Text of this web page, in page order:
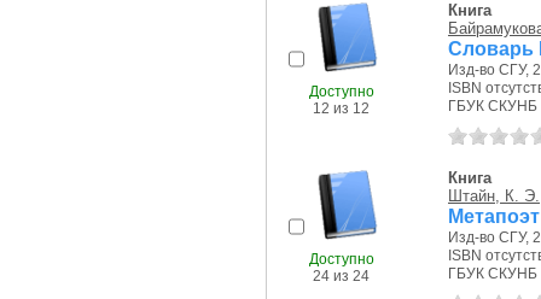
Доступно
12 из 12
Книга
Словарь
Изд-во СГУ,
ISBN
ГБУК
Доступно
24 из 24
Книга
Штайн, К. Э.
Изд-во СГУ,
ISBN
ГБУК